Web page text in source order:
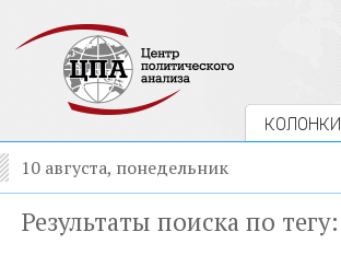
КОЛОНКИ
10 августа, понедельник
Результаты поиска по тегу: